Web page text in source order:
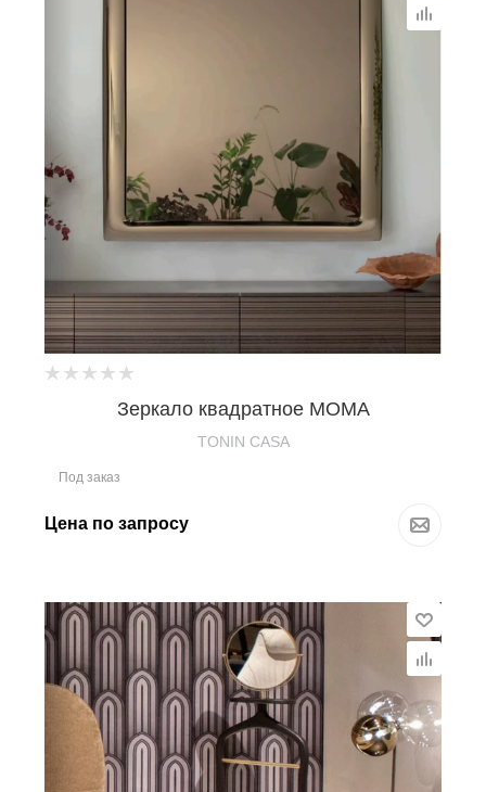
Зеркало квадратное MOMA
TONIN CASA
Под заказ
Цена по запросу